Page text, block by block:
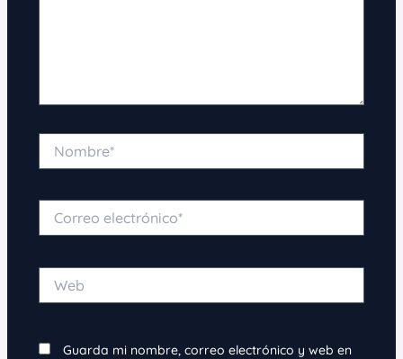
electrónico*
Guarda mi nombre, correo electrónico y web en